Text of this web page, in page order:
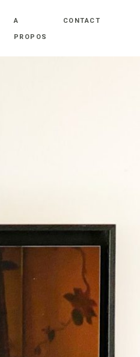
A
PROPOS
CONTACT